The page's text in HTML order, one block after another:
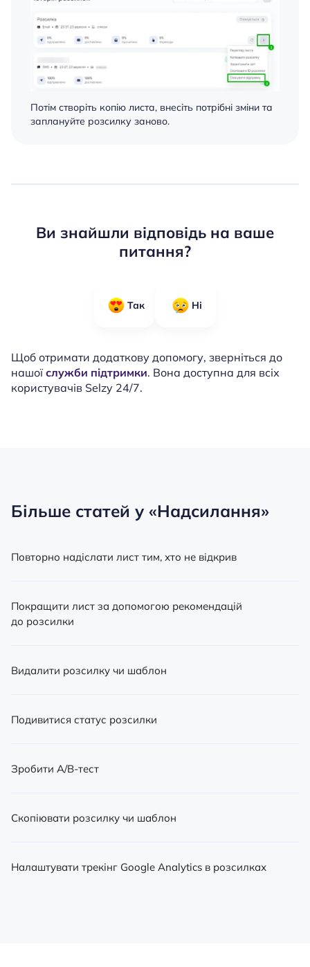
Потім створіть копію листа, внесіть потрібні зміни та
заплануйте розсилку заново.
Ви знайшли відповідь на ваше
питання?
Так Ні
Щоб отримати додаткову допомогу, зверніться до
нашої служби підтримки. Вона доступна для всіх
користувачів Selzy 24/7.
Більше статей у «Надсилання»
Повторно надіслати лист тим, хто не відкрив
Покращити лист за допомогою рекомендацій
до розсилки
Видалити розсилку чи шаблон
Подивитися статус розсилки
Зробити A/B-тест
Скопіювати розсилку чи шаблон
Налаштувати трекінг Google Analytics в розсилках